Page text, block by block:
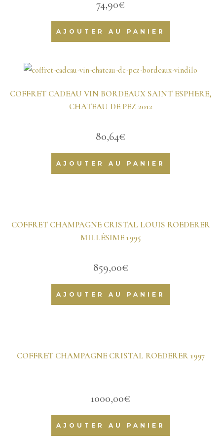
74,90€
AJOUTER AU PANIER
COFFRET CADEAU VIN BORDEAUX SAINT ESPHERE,
CHATEAU DE PEZ 2012
80,64€
AJOUTER AU PANIER
COFFRET CHAMPAGNE CRISTAL LOUIS ROEDERER
MILLÉSIME 1995
859,00€
AJOUTER AU PANIER
COFFRET CHAMPAGNE CRISTAL ROEDERER 1997
1000,00€
AJOUTER AU PANIER